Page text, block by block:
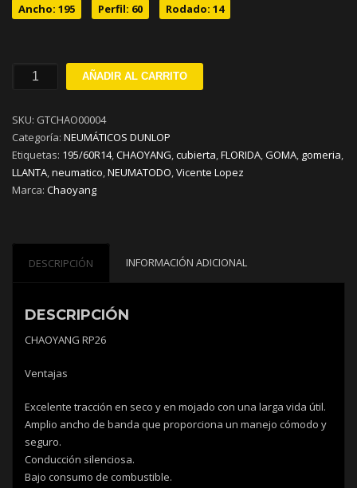
Ancho: 195
Perfil: 60 Rodado: 14
195/60R14
CHAOYANG
86H
cantidad
AÑADIR AL CARRITO
SKU: GTCHAO00004
Categoría: NEUMÁTICOS DUNLOP
Etiquetas: 195/60R14,CHAOYANG,cubierta,FLORIDA,GOMA, gomeria,
LLANTA,neumatico,NEUMATODO,Vicente Lopez
Marca: Chaoyang
DESCRIPCIÓN INFORMACIÓN ADICIONAL
DESCRIPCIÓN
CHAOYANG RP26
Ventajas
Excelente tracción en seco y en mojado con una larga vida útil.
Amplio ancho de banda que proporciona un manejo cómodo y
seguro.
Conducción silenciosa.
Bajo consumo de combustible.